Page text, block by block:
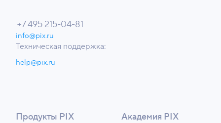
Продукты PIX Академия PIX
+7 495 215-04-81
info@pix.ru
Техническая поддержка:
help@pix.ru